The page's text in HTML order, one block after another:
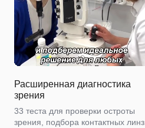
Расширенная диагностика
зрения
33 теста для проверки остроты
зрения, подбора контактных линз,